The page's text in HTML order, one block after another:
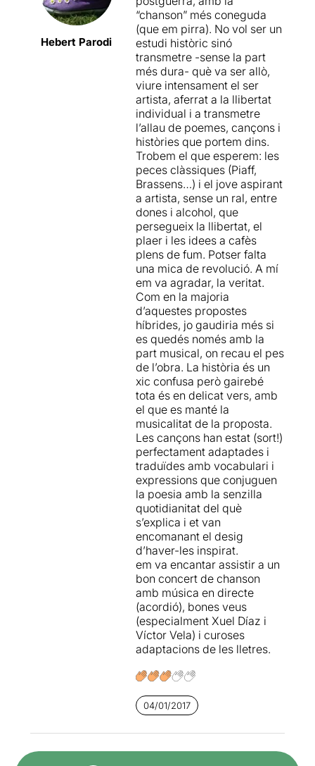
Una vegada més es
demostra que per fer un
espectacle de Teatre
Musical de qualitat, no fan
falta grans pressupostos i
grans escenografies.... i de
nou un espectacle de petit
format, ben construït i fet
des de l'amor més profund
per aquest gènere, passa la
mà per la cara als grans
Teatres de casa nostre.... i el
més important... a uns preus
absolutament populars.
Si us bé de gust llegir la
nostra crònica sencera ho
podeu fer en aquest enllaç…
https://t.co/w0HYxjImF1 del
nostre Blog “Voltar i Voltar”
Hebert Parodi
“chanson” més coneguda
(que em pirra). No vol ser un
estudi històric sinó
transmetre -sense la part
més dura- què va ser allò,
viure intensament el ser
artista, aferrat a la llibertat
individual i a transmetre
l’allau de poemes, cançons i
històries que portem dins.
Trobem el que esperem: les
peces clàssiques (Piaff,
Brassens…) i el jove aspirant
a artista, sense un ral, entre
dones i alcohol, que
persegueix la llibertat, el
plaer i les idees a cafès
plens de fum. Potser falta
una mica de revolució. A mí
em va agradar, la veritat.
Com en la majoria
d’aquestes propostes
híbrides, jo gaudiria més si
es quedés només amb la
part musical, on recau el pes
de l’obra. La història és un
xic confusa però gairebé
tota és en delicat vers, amb
el que es manté la
musicalitat de la proposta.
Les cançons han estat (sort!)
perfectament adaptades i
traduïdes amb vocabulari i
expressions que conjuguen
la poesia amb la senzilla
quotidianitat del què
s’explica i et van
encomanant el desig
d’haver-les inspirat.
em va encantar assistir a un
bon concert de chanson
amb música en directe
(acordió), bones veus
(especialment Xuel Díaz i
Víctor Vela) i curoses
adaptacions de les lletres.
04/01/2017